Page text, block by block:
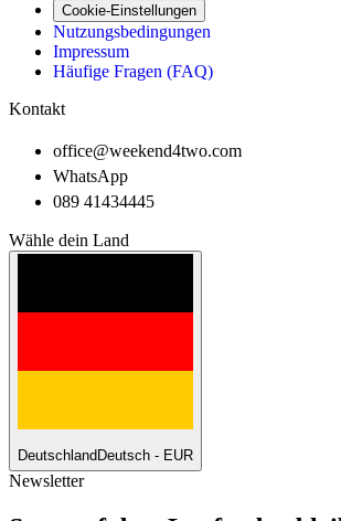
Cookie-Einstellungen
Nutzungsbedingungen
Impressum
Häufige Fragen (FAQ)
Kontakt
office@weekend4two.com
WhatsApp
089 41434445
Wähle dein Land
Deutschland Deutsch - EUR
Newsletter